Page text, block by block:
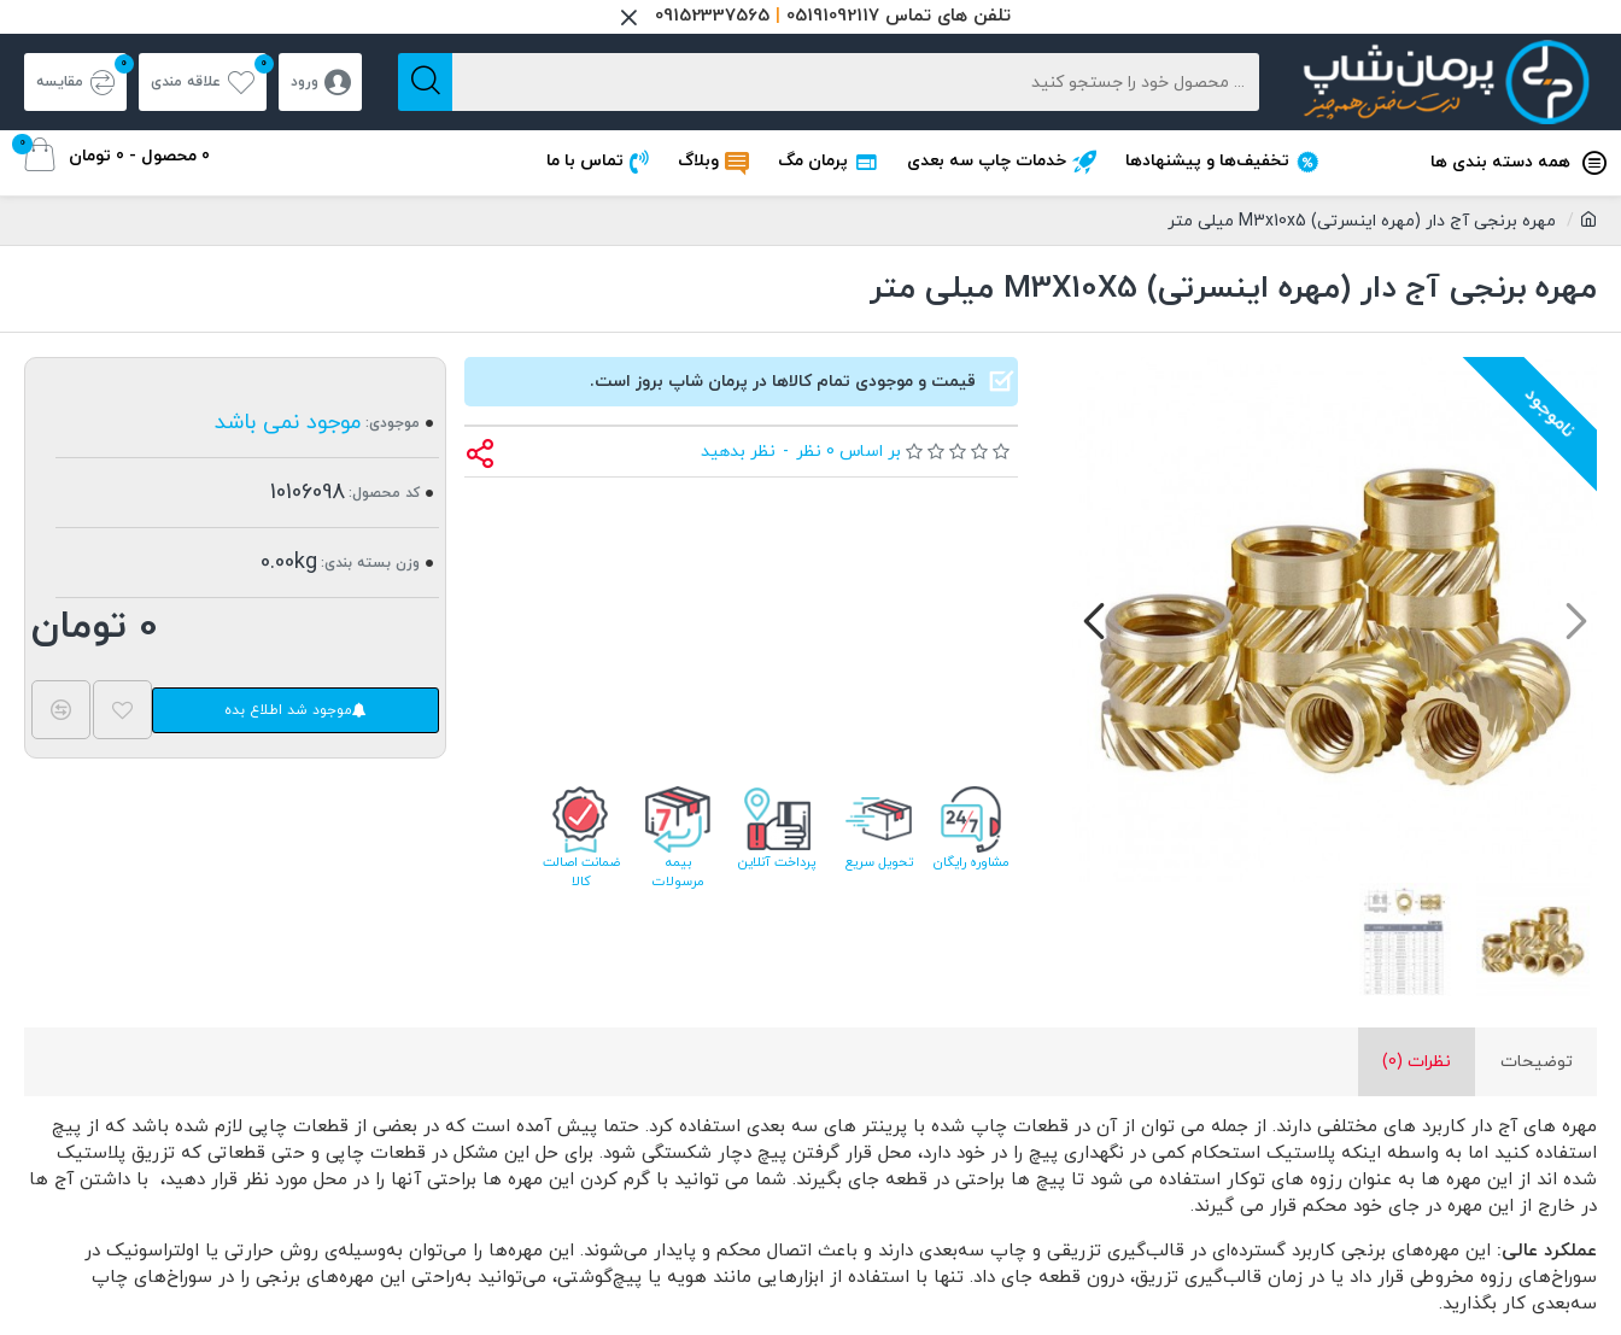
تلفن های تماس 05191092117 09152337565
ورود علاقه مندی
0
مقایسه
0
همه دسته بندی ها تخفیف‌ها و پیشنهادها خدمات چاپ سه بعدی پرمان مگ وبلاگ تماس با ما 0 محصول - 0 تومان
0
مهره برنجی آج دار (مهره اینسرتی) M3x10x5 میلی متر
مهره برنجی آج دار (مهره اینسرتی) M3X10X5 میلی متر
ناموجود قیمت و موجودی تمام کالاها در پرمان شاپ بروز است.
بر اساس 0 نظر - نظر بدهید
مشاوره رایگان تحویل سریع پرداخت آنلاین
بیمه
مرسولات
ضمانت اصالت
کالا
0 تومان
موجودی: موجود نمی باشد
کد محصول: 10106098
وزن بسته بندی: 0.00kg
موجود شد اطلاع بده
توضیحات نظرات (0)
مهره های آج دار کاربرد های مختلفی دارند. از جمله می توان از آن در قطعات چاپ شده با پرینتر های سه بعدی استفاده کرد. حتما پیش آمده است که در بعضی از قطعات چاپی لازم شده باشد که از پیچ
استفاده کنید اما به واسطه اینکه پلاستیک استحکام کمی در نگهداری پیچ را در خود دارد، محل قرار گرفتن پیچ دچار شکستگی شود. برای حل این مشکل در قطعات چاپی و حتی قطعاتی که تزریق پلاستیک
شده اند از این مهره ها به عنوان رزوه های توکار استفاده می شود تا پیچ ها براحتی در قطعه جای بگیرند. شما می توانید با گرم کردن این مهره ها براحتی آنها را در محل مورد نظر قرار دهید، با داشتن آج ها
در خارج از این مهره در جای خود محکم قرار می گیرند.
عملکرد عالی: این مهره‌های برنجی کاربرد گسترده‌ای در قالب‌گیری تزریقی و چاپ سه‌بعدی دارند و باعث اتصال محکم و پایدار می‌شوند. این مهره‌ها را می‌توان به‌وسیله‌ی روش حرارتی یا اولتراسونیک در
سوراخ‌های رزوه مخروطی قرار داد یا در زمان قالب‌گیری تزریق، درون قطعه جای داد. تنها با استفاده از ابزارهایی مانند هویه یا پیچ‌گوشتی، می‌توانید به‌راحتی این مهره‌های برنجی را در سوراخ‌های چاپ
سه‌بعدی کار بگذارید.